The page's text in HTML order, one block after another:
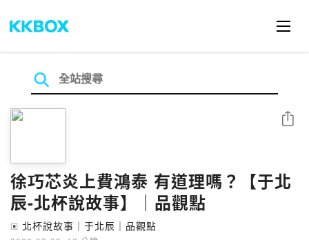
徐巧芯炎上費鴻泰 有道理嗎？【于北
辰-北杯說故事】｜品觀點
🄴 北杯說故事｜于北辰｜品觀點
分享